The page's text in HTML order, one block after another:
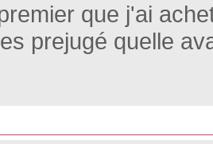
que j'ai
prejugé quelle